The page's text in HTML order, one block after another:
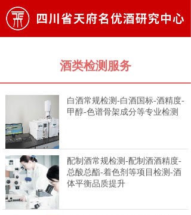
酒类检测服务
白酒常规检测-白酒国标-酒精度-
甲醇-色谱骨架成分等专业检测
配制酒常规检测-配制酒酒精度-
总酸总酯-着色剂等项目检测-酒
体平衡品质提升